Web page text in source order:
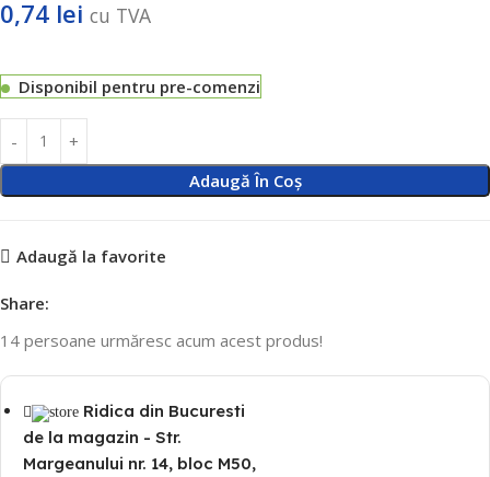
0,74 lei cu TVA
Disponibil pentru pre-comenzi
Adaugă În Coș
Adaugă la favorite
Share:
14 persoane urmăresc acum acest produs!
Ridica din Bucuresti
de la magazin - Str.
Margeanului nr. 14, bloc M50,